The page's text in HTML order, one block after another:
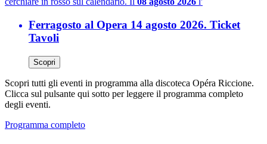
Ferragosto al Opera 14 agosto 2026. Ticket
Tavoli
Scopri
Scopri tutti gli eventi in programma alla discoteca Opéra Riccione.
Clicca sul pulsante qui sotto per leggere il programma completo
degli eventi.
Programma completo